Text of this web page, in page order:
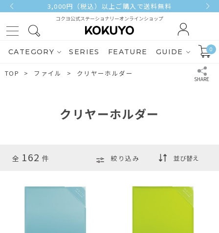
3,000円（税込）以上ご購入で送料無料
コクヨ公式ステーショナリーオンラインショップ
CATEGORY SERIES FEATURE GUIDE 0
TOP ファイル クリヤーホルダー
クリヤーホルダー
全 162 件 絞り込み